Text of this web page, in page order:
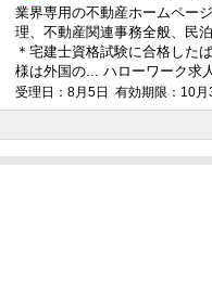
業界専用の不動産ホームペー
理、不動産関連事務全般、民
＊宅建士資格試験に合格した
様は外国の... ハローワーク求
受理日：8月5日 有効期限：10月